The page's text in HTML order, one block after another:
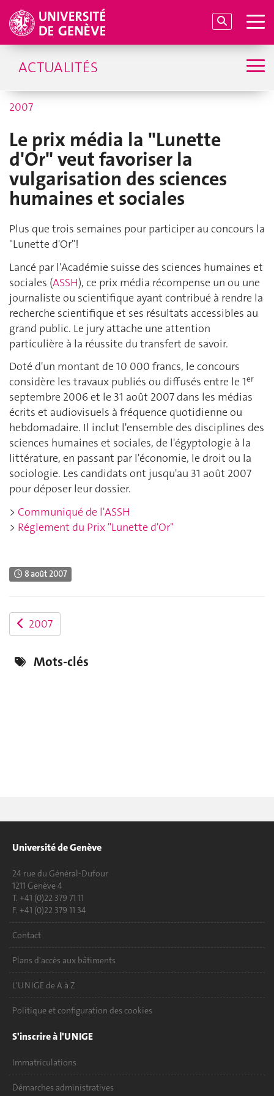
ACTUALITÉS
2007
Le prix média la "Lunette
d'Or" veut favoriser la
vulgarisation des sciences
humaines et sociales
Plus que trois semaines pour participer au concours la
"Lunette d'Or"!
Lancé par l'Académie suisse des sciences humaines et
sociales (ASSH), ce prix média récompense un ou une
journaliste ou scientifique ayant contribué à rendre la
recherche scientifique et ses résultats accessibles au
grand public. Le jury attache une attention
particulière à la réussite du transfert de savoir.
Doté d'un montant de 10 000 francs, le concours
considère les travaux publiés ou diffusés entre le 1er
septembre 2006 et le 31 août 2007 dans les médias
écrits et audiovisuels à fréquence quotidienne ou
hebdomadaire. Il inclut l'ensemble des disciplines des
sciences humaines et sociales, de l'égyptologie à la
littérature, en passant par l'économie, le droit ou la
sociologie. Les candidats ont jusqu'au 31 août 2007
pour déposer leur dossier.
> Communiqué de l'ASSH
> Réglement du Prix "Lunette d'Or"
8 août 2007
2007
Mots-clés
Université de Genève
24 rue du Général-Dufour
1211 Genève 4
T. +41 (0)22 379 71 11
F. +41 (0)22 379 11 34
Contact
Plans d'accès aux bâtiments
L'UNIGE de A à Z
Politique et configuration des cookies
S'inscrire à l'UNIGE
Immatriculations
Démarches administratives